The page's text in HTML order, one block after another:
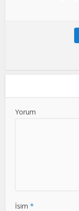
Yorum
İsim *